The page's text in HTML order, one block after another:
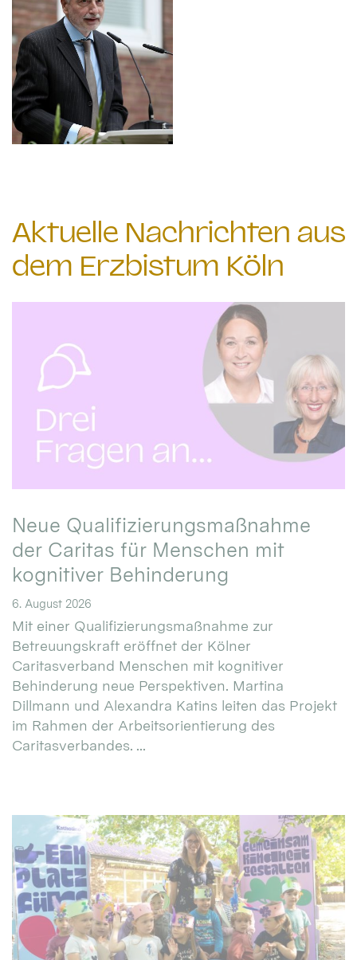
Aktuelle Nachrichten aus
dem Erzbistum Köln
Neue Qualifizierungsmaßnahme
der Caritas für Menschen mit
kognitiver Behinderung
6. August 2026
Mit einer Qualifizierungsmaßnahme zur
Betreuungskraft eröffnet der Kölner
Caritasverband Menschen mit kognitiver
Behinderung neue Perspektiven. Martina
Dillmann und Alexandra Katins leiten das Projekt
im Rahmen der Arbeitsorientierung des
Caritasverbandes. ...